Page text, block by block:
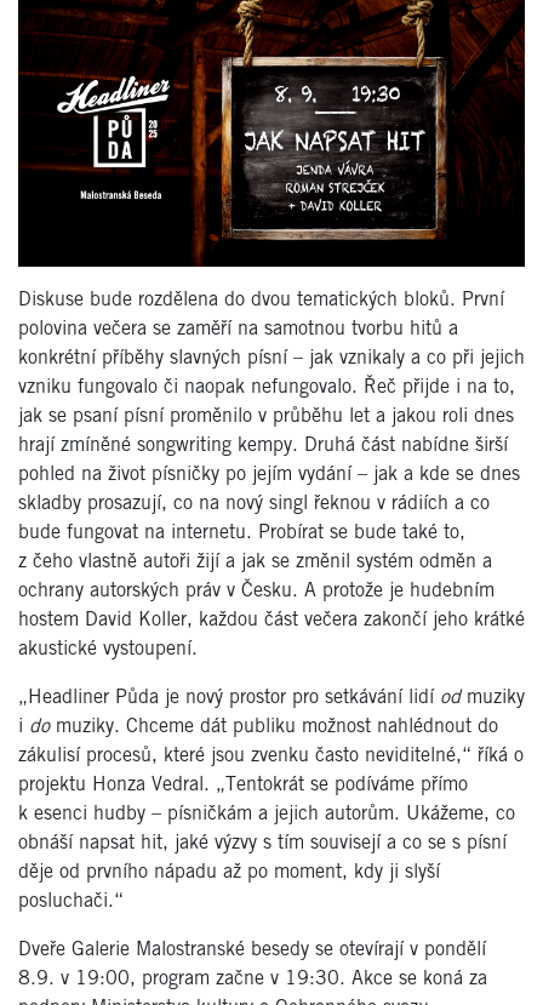
Diskuse bude rozdělena do dvou tematických bloků. První
polovina večera se zaměří na samotnou tvorbu hitů a
konkrétní příběhy slavných písní – jak vznikaly a co při jejich
vzniku fungovalo či naopak nefungovalo. Řeč přijde i na to,
jak se psaní písní proměnilo v průběhu let a jakou roli dnes
hrají zmíněné songwriting kempy. Druhá část nabídne širší
pohled na život písničky po jejím vydání – jak a kde se dnes
skladby prosazují, co na nový singl řeknou v rádiích a co
bude fungovat na internetu. Probírat se bude také to,
z čeho vlastně autoři žijí a jak se změnil systém odměn a
ochrany autorských práv v Česku. A protože je hudebním
hostem David Koller, každou část večera zakončí jeho krátké
akustické vystoupení.
„Headliner Půda je nový prostor pro setkávání lidí odmuziky
i domuziky. Chceme dát publiku možnost nahlédnout do
zákulisí procesů, které jsou zvenku často neviditelné,“ říká o
projektu Honza Vedral. „Tentokrát se podíváme přímo
k esenci hudby – písničkám a jejich autorům. Ukážeme, co
obnáší napsat hit, jaké výzvy s tím souvisejí a co se s písní
děje od prvního nápadu až po moment, kdy ji slyší
posluchači.“
Dveře Galerie Malostranské besedy se otevírají v pondělí
8.9. v 19:00, program začne v 19:30. Akce se koná za